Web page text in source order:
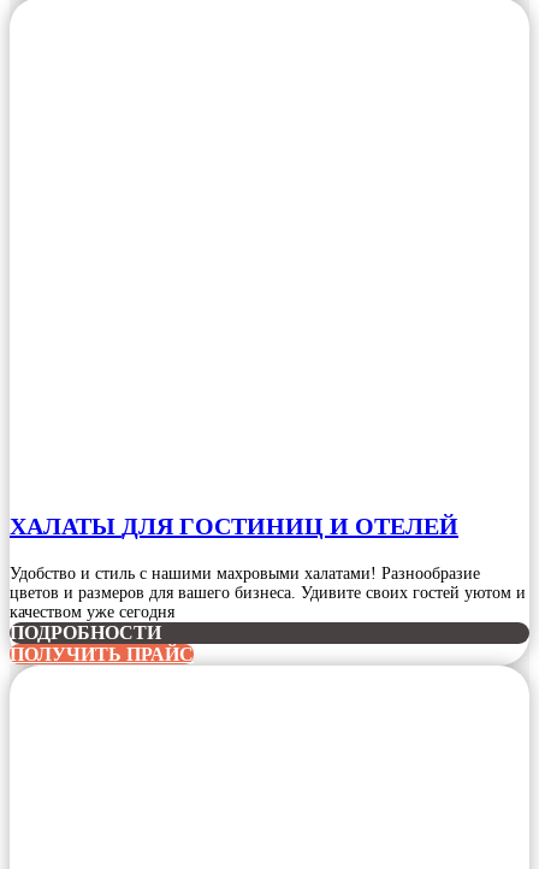
ХАЛАТЫ ДЛЯ ГОСТИНИЦ И ОТЕЛЕЙ
Удобство и стиль с нашими махровыми халатами! Разнообразие
цветов и размеров для вашего бизнеса. Удивите своих гостей уютом и
качеством уже сегодня
ПОДРОБНОСТИ
ПОЛУЧИТЬ ПРАЙС